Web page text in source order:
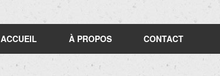
ACCUEIL À PROPOS CONTACT